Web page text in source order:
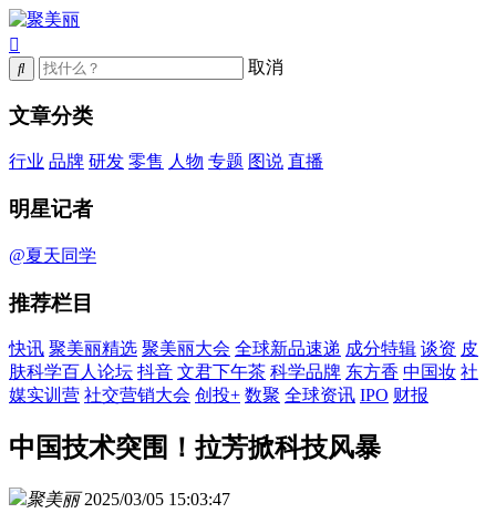
取消
文章分类
行业 品牌 研发 零售 人物 专题 图说 直播
明星记者
@夏天同学
推荐栏目
快讯 聚美丽精选 聚美丽大会 全球新品速递 成分特辑 谈资 皮
肤科学百人论坛 抖音 文君下午茶 科学品牌 东方香 中国妆 社
媒实训营 社交营销大会 创投+ 数聚 全球资讯 IPO 财报
中国技术突围！拉芳掀科技风暴
聚美丽 2025/03/05 15:03:47